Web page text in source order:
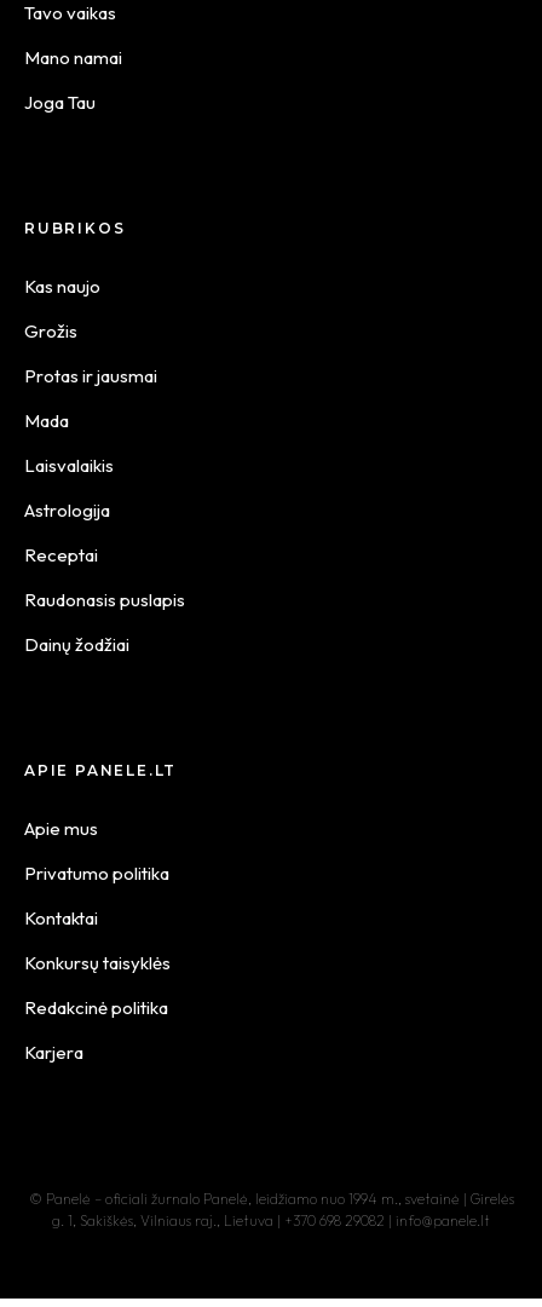
Tavo vaikas
Mano namai
Joga Tau
RUBRIKOS
Kas naujo
Grožis
Protas ir jausmai
Mada
Laisvalaikis
Astrologija
Receptai
Raudonasis puslapis
Dainų žodžiai
APIE PANELE.LT
Apie mus
Privatumo politika
Kontaktai
Konkursų taisyklės
Redakcinė politika
Karjera
© Panelė – oficiali žurnalo Panelė, leidžiamo nuo 1994 m., svetainė | Girelės
g. 1, Sakiškės, Vilniaus raj., Lietuva | +370 698 29082 | info@panele.lt